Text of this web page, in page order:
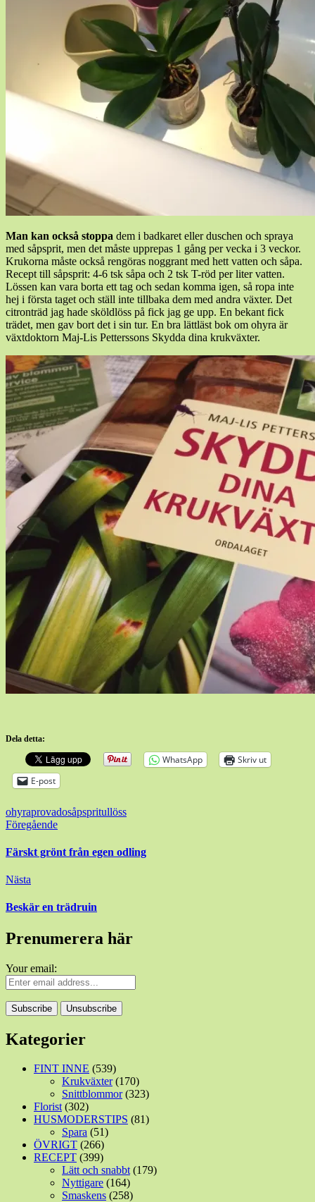
Man kan också stoppa dem i badkaret eller duschen och spraya
med såpsprit, men det måste upprepas 1 gång per vecka i 3 veckor.
Krukorna måste också rengöras noggrant med hett vatten och såpa.
Recept till såpsprit: 4-6 tsk såpa och 2 tsk T-röd per liter vatten.
Lössen kan vara borta ett tag och sedan komma igen, så ropa inte
hej i första taget och ställ inte tillbaka dem med andra växter. Det
citronträd jag hade sköldlöss på fick jag ge upp. En bekant fick
trädet, men gav bort det i sin tur. En bra lättläst bok om ohyra är
växtdoktorn Maj-Lis Petterssons Skydda dina krukväxter.
Dela detta:
WhatsApp
Skriv ut
E-post
ohyraprovadosåpspritullöss
Inläggsnavigering
Föregående
Färskt grönt från egen odling
Nästa
Beskär en trädruin
Prenumerera här
Your email:
Kategorier
FINT INNE (539)
Krukväxter(170)
Snittblommor(323)
Florist(302)
HUSMODERSTIPS (81)
Spara (51)
ÖVRIGT (266)
RECEPT (399)
Lätt och snabbt(179)
Nyttigare (164)
Smaskens (258)